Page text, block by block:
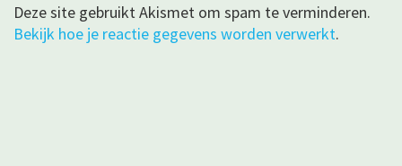
Deze site gebruikt Akismet om spam te verminderen.
Bekijk hoe je reactie gegevens worden verwerkt.